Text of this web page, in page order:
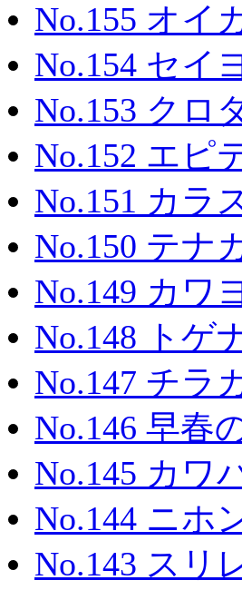
No.155 オイ
No.154 セイ
No.153 クロ
No.152 エピ
No.151 カラ
No.150 テナ
No.149 カワ
No.148 トゲ
No.147 チラ
No.146 早春
No.145 カワ
No.144 ニホ
No.143 ス